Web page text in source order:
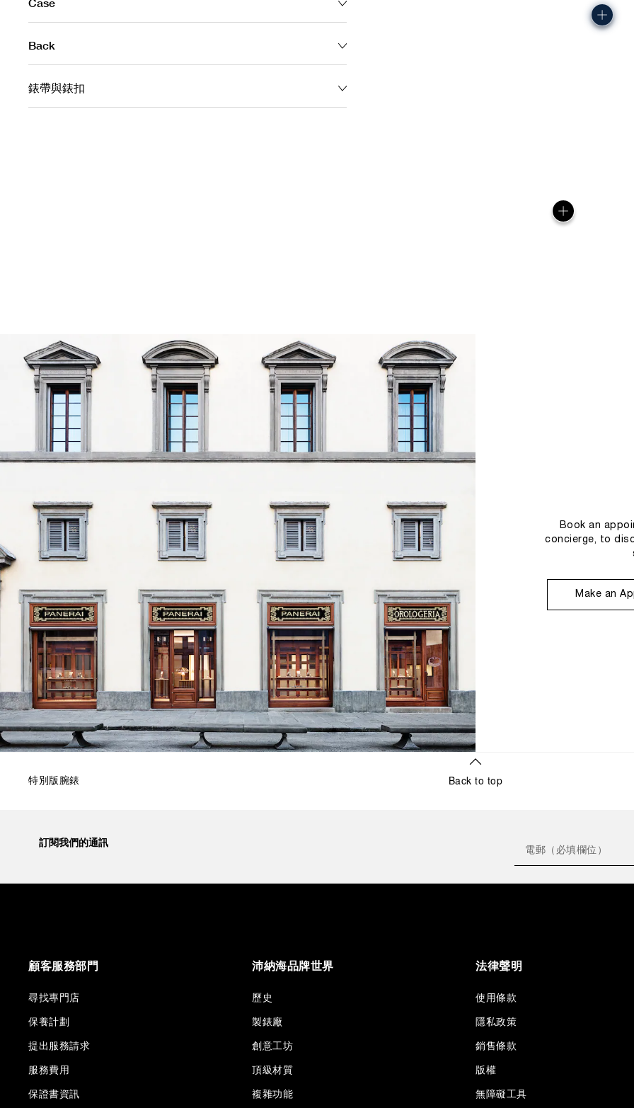
Back
錶帶與錶扣
Book an
concierge, to
Make an
特別版腕錶 Back to top
訂閱我們的通訊
顧客服務部門
尋找專門店
保養計劃
提出服務請求
服務費用
保證書資訊
沛納海品牌世界
歷史
製錶廠
創意工坊
頂級材質
複雜功能
法律聲明
使用條款
隱私政策
銷售條款
版權
無障礙工具